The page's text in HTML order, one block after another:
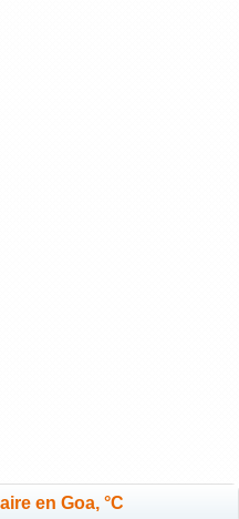
en Goa, °C